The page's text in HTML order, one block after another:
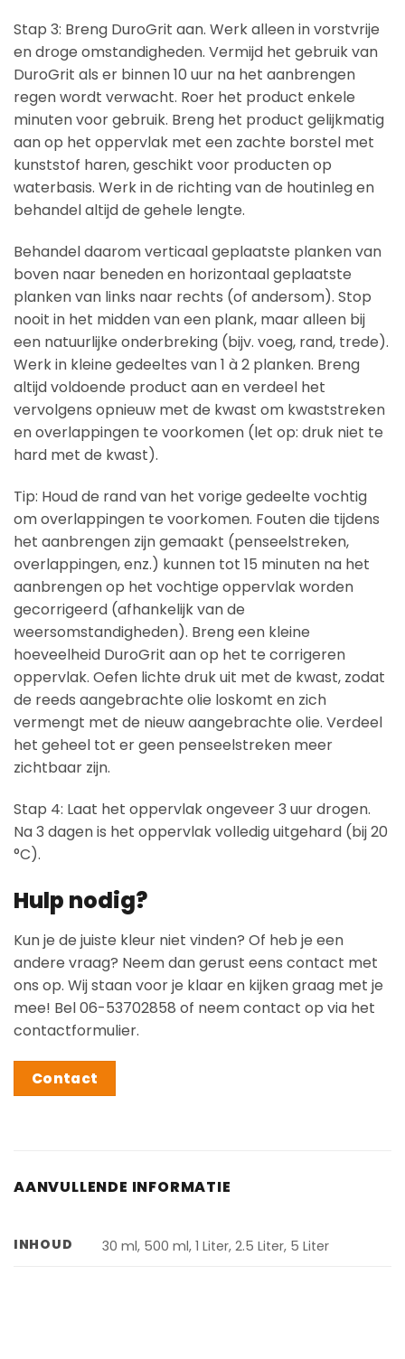
Stap 3: Breng DuroGrit aan. Werk alleen in vorstvrije
en droge omstandigheden. Vermijd het gebruik van
DuroGrit als er binnen 10 uur na het aanbrengen
regen wordt verwacht. Roer het product enkele
minuten voor gebruik. Breng het product gelijkmatig
aan op het oppervlak met een zachte borstel met
kunststof haren, geschikt voor producten op
waterbasis. Werk in de richting van de houtinleg en
behandel altijd de gehele lengte.
Behandel daarom verticaal geplaatste planken van
boven naar beneden en horizontaal geplaatste
planken van links naar rechts (of andersom). Stop
nooit in het midden van een plank, maar alleen bij
een natuurlijke onderbreking (bijv. voeg, rand, trede).
Werk in kleine gedeeltes van 1 à 2 planken. Breng
altijd voldoende product aan en verdeel het
vervolgens opnieuw met de kwast om kwaststreken
en overlappingen te voorkomen (let op: druk niet te
hard met de kwast).
Tip: Houd de rand van het vorige gedeelte vochtig
om overlappingen te voorkomen. Fouten die tijdens
het aanbrengen zijn gemaakt (penseelstreken,
overlappingen, enz.) kunnen tot 15 minuten na het
aanbrengen op het vochtige oppervlak worden
gecorrigeerd (afhankelijk van de
weersomstandigheden). Breng een kleine
hoeveelheid DuroGrit aan op het te corrigeren
oppervlak. Oefen lichte druk uit met de kwast, zodat
de reeds aangebrachte olie loskomt en zich
vermengt met de nieuw aangebrachte olie. Verdeel
het geheel tot er geen penseelstreken meer
zichtbaar zijn.
Stap 4: Laat het oppervlak ongeveer 3 uur drogen.
Na 3 dagen is het oppervlak volledig uitgehard (bij 20
°C).
Hulp nodig?
Kun je de juiste kleur niet vinden? Of heb je een
andere vraag? Neem dan gerust eens contact met
ons op. Wij staan voor je klaar en kijken graag met je
mee! Bel 06-53702858 of neem contact op via het
contactformulier.
Contact
AANVULLENDE INFORMATIE
INHOUD 30 ml, 500 ml, 1 Liter, 2.5 Liter, 5 Liter